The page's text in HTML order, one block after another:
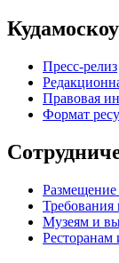
Кудамоскоу
Пресс-релиз
Правовая
Формат
Требования
Музеям и
Ресторанам